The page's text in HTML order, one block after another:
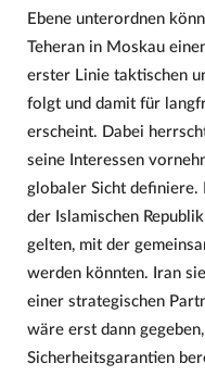
Ebene unterordnen
Teheran in Moskau
erster Linie taktischen
folgt und damit für
erscheint. Dabei
seine Interessen
globaler Sicht definiere.
der Islamischen
gelten, mit der
werden könnten. Iran
einer strategischen
wäre erst dann
Sicherheitsgarantien